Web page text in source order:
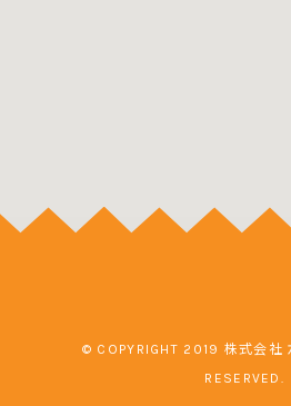
© COPYRIGHT 2019 株式会社
RESERVED.